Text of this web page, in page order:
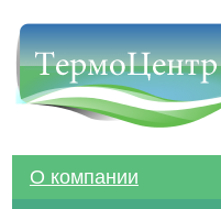
О компании